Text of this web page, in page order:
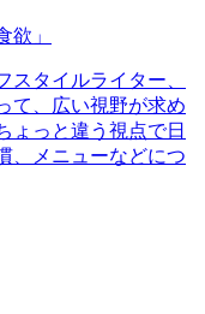
欲」
スタイルライター、
て、広い視野が求め
ょっと違う視点で日
、メニューなどにつ